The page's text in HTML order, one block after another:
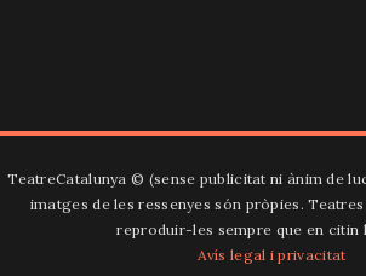
TeatreCatalunya ©️ (sense publicitat ni ànim de
imatges de les ressenyes són pròpies.
reproduir-les sempre que en citin
Avís legal i privacitat